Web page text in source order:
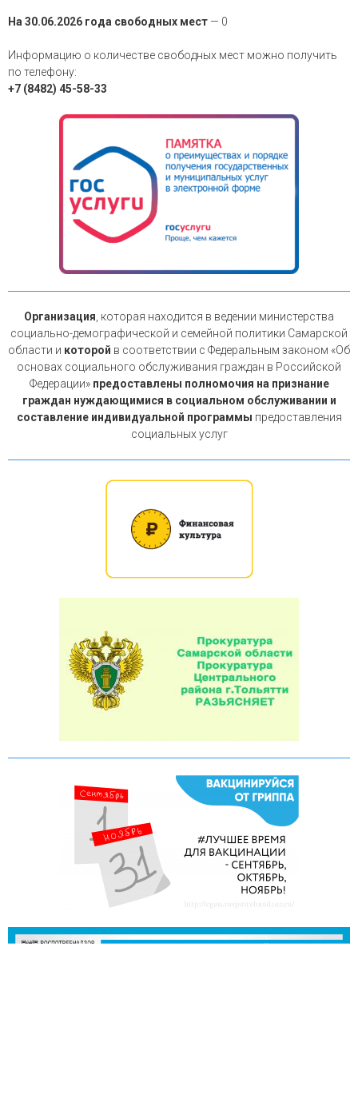
На 30.06.2026 года свободных мест — 0
Информацию о количестве свободных мест можно получить
по телефону:
+7 (8482) 45-58-33
Организация , которая находится в ведении министерства
социально-демографической и семейной политики Самарской
области и которой в соответствии с Федеральным законом «Об
основах социального обслуживания граждан в Российской
Федерации» предоставлены полномочия на признание
граждан нуждающимися в социальном обслуживании и
составление индивидуальной программы предоставления
социальных услуг